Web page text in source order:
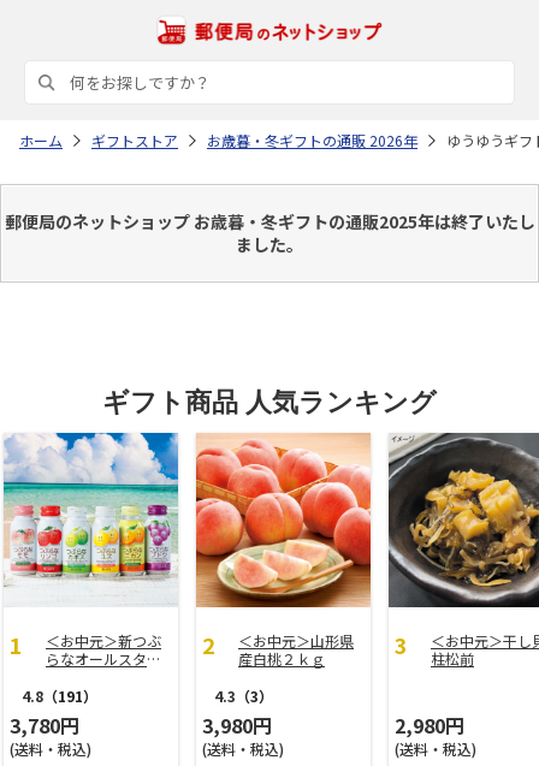
ホーム ギフトストア お歳暮・冬ギフトの通販 2026年 ゆうゆうギ
郵便局のネットショップ お歳暮・冬ギフトの通販2025年は終了いたし
ました。
ギフト商品 人気ランキング
＜お中元＞新つぶ
らなオールスター
4.8 （191）
3,780円
(送料・税込)
＜お中元＞山形県
産白桃２ｋｇ
4.3 （3）
3,980円
(送料・税込)
＜お中元＞干し
柱松前
2,980円
(送料・税込)